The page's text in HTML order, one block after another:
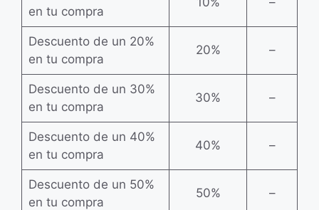
en tu compra
Descuento de un 20%
en tu compra
20% –
Descuento de un 30%
en tu compra
30% –
Descuento de un 40%
en tu compra
40% –
Descuento de un 50%
en tu compra
50% –